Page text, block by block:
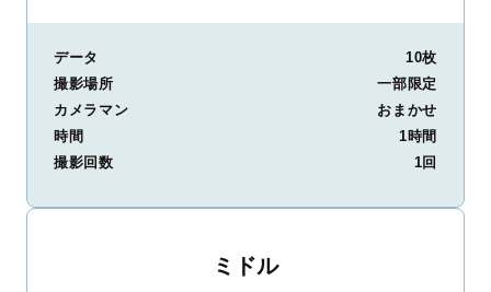
データ
10枚
撮影場所
一部限定
カメラマン
おまかせ
時間
1時間
撮影回数
1回
ミドル